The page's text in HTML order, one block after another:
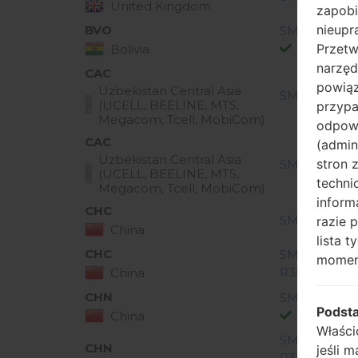
United Kingdom
BVO
Bolivia
SM-
CAC
Uzbekistan Central Asia
(UCELL, BEELINE, MTS,
Megacom, Tcell, MobiCom)
SM-
CAC
Uzbekistan Central Asia
(UCELL, BEELINE, MTS,
Megacom, Tcell, MobiCom)
SM-
CHC
China
SM-
CHC
China
SM-
CHN
China
SM-
CHN
SM-
stron
razie
lista
jeśli